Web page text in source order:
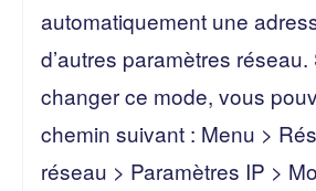
automatiquement une
d’autres paramètres
changer ce mode, vous
chemin suivant : Menu >
réseau > Paramètres IP >